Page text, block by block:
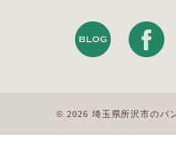
© 2026 埼玉県所沢市のパ